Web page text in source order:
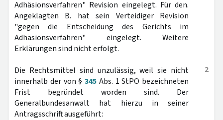
Adhäsionsverfahren" Revision eingelegt. Für den.
Angeklagten B. hat sein Verteidiger Revision
"gegen die Entscheidung des Gerichts im
Adhäsionsverfahren" eingelegt. Weitere
Erklärungen sind nicht erfolgt.
2
Die Rechtsmittel sind unzulässig, weil sie nicht
innerhalb der von § 345 Abs. 1 StPO bezeichneten
Frist begründet worden sind. Der
Generalbundesanwalt hat hierzu in seiner
Antragsschrift ausgeführt: